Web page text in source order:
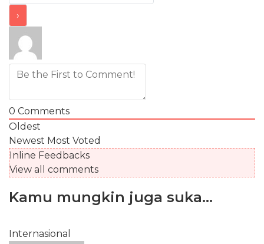
0 Comments
Oldest
Newest Most Voted
Inline Feedbacks
View all comments
Kamu mungkin juga suka...
Internasional